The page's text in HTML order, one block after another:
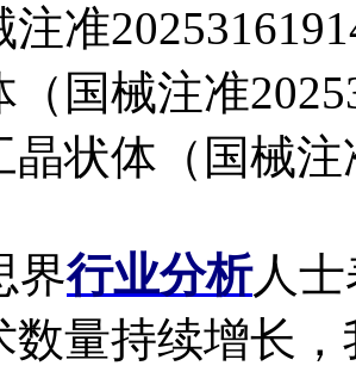
准
国械注准
状体（国械注
行业分析人
数量持续增长